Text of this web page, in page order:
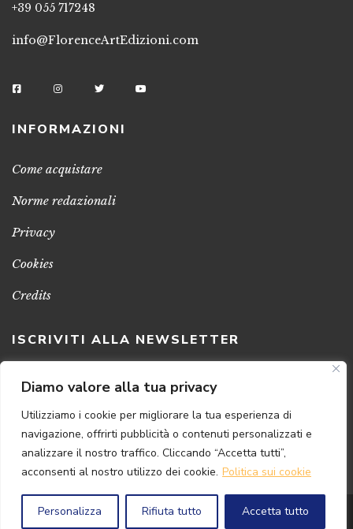
Diamo valore alla tua privacy
Utilizziamo i cookie per migliorare la tua esperienza di
navigazione, offrirti pubblicità o contenuti personalizzati e
analizzare il nostro traffico. Cliccando “Accetta tutti”,
acconsenti al nostro utilizzo dei cookie. Politica sui cookie
Personalizza Rifiuta tutto Accetta tutto
+39 055 717248
info@FlorenceArtEdizioni.com
INFORMAZIONI
Come acquistare
Norme redazionali
Privacy
Cookies
Credits
ISCRIVITI ALLA NEWSLETTER
Clicca sul pulsante per ricevere le nostre ultime novità,
ISCRIVITI ADESSO
© 2024 FlorenceArtEdizioni | P.IVA 04813630482